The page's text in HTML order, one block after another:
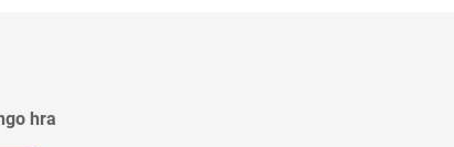
hra